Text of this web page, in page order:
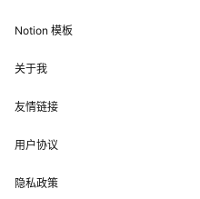
Notion 模板
关于我
友情链接
用户协议
隐私政策